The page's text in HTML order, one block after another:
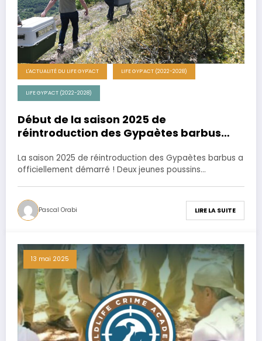
L'ACTUALITÉ DU LIFE GYP'ACT LIFE GYP’ACT (2022-2028)
LIFE GYP’ACT (2022-2028)
Début de la saison 2025 de
réintroduction des Gypaètes barbus
La saison 2025 de réintroduction des Gypaètes barbus a
officiellement démarré ! Deux jeunes poussins…
Pascal Orabi LIRE LA SUITE
13 mai 2025